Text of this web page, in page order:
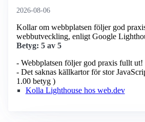
2026-08-06
Kollar om webbplatsen följer god
webbutveckling, enligt Google
Betyg: 5 av 5
- Webbplatsen följer god praxis fullt ut!
- Det saknas källkartor för stor
1.00 betyg )
Kolla Lighthouse hos web.dev